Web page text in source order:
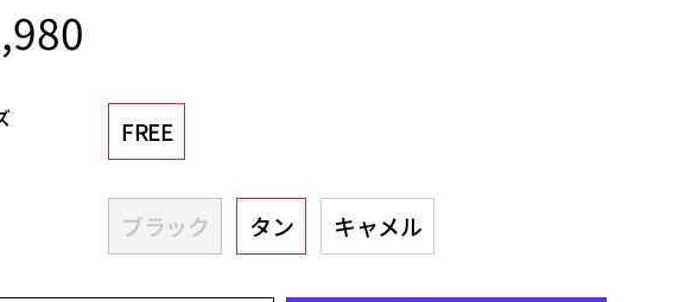
FREE
ブラック タン キャメル